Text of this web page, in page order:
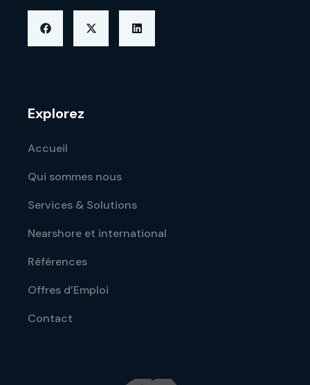
Explorez
Accueil
Qui sommes nous
Services & Solutions
Nearshore et international
Références
Offres d’Emploi
Contact